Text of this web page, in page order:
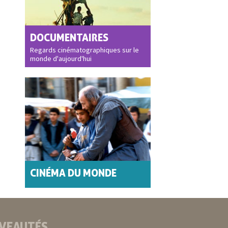
DOCUMENTAIRES
Regards cinématographiques sur le
monde d'aujourd'hui
CINÉMA DU MONDE